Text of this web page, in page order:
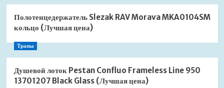
Полотенцедержатель Slezak RAV Morava MKA0104SM
кольцо (Лучшая цена)
Трапы
Душевой лоток Pestan Confluo Frameless Line 950
13701207 Black Glass (Лучшая цена)